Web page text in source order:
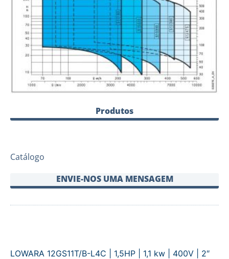
Produtos
Catálogo
ENVIE-NOS UMA MENSAGEM
LOWARA 12GS11T/B-L4C | 1,5HP | 1,1 kw | 400V | 2″